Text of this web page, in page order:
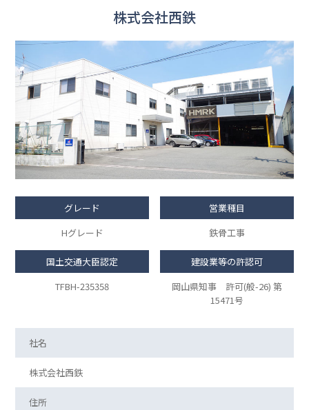
株式会社西鉄
グレード
Hグレード
営業種目
鉄骨工事
国土交通大臣認定
TFBH-235358
建設業等の許認可
岡山県知事 許可(般-26) 第
15471号
社名
株式会社西鉄
住所